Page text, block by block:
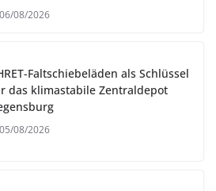
06/08/2026
Faltschiebeläden als Schlüssel
das klimastabile Zentraldepot
05/08/2026